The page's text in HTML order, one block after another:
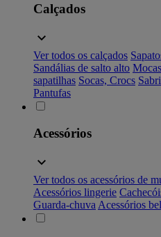
Calçados
Ver todos os calçados
Sandálias de salto alto
sapatilhas Socas, Crocs
Pantufas
Acessórios
Ver todos os acessórios de
Acessórios lingerie
Guarda-chuva Acessórios